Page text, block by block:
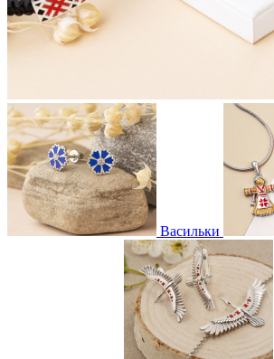
Васильки